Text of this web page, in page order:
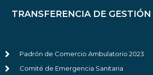
TRANSFERENCIA DE
Padrón de Comercio Ambulatorio 2023
Comité de Emergencia Sanitaria